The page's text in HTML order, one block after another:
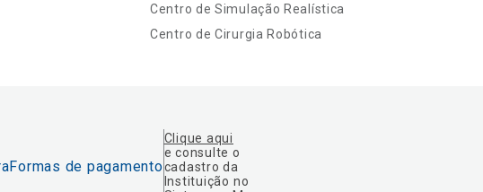
Centro de Simulação Realística
Centro de Cirurgia Robótica
Formas de pagamento
Clique aqui
e consulte o
cadastro da
Instituição no